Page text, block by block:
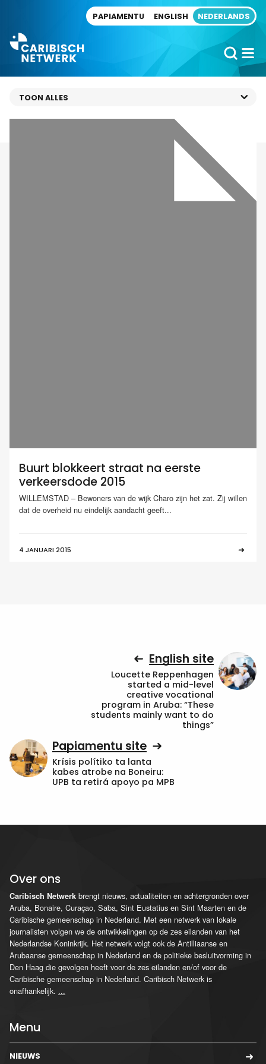
PAPIAMENTU ENGLISH NEDERLANDS
Buurt blokkeert straat na eerste
verkeersdode 2015
WILLEMSTAD – Bewoners van de wijk Charo zijn het zat. Zij willen
dat de overheid nu eindelijk aandacht geeft...
4 JANUARI 2015
English site
Loucette Reppenhagen
started a mid-level
creative vocational
program in Aruba: “These
students mainly want to do
things”
Papiamentu site
Krísis polítiko ta lanta
kabes atrobe na Boneiru:
UPB ta retirá apoyo pa MPB
Over ons
Caribisch Netwerk brengt nieuws, actualiteiten en achtergronden over
Aruba, Bonaire, Curaçao, Saba, Sint Eustatius en Sint Maarten en de
Caribische gemeenschap in Nederland. Met een netwerk van lokale
journalisten volgen we de ontwikkelingen op de zes eilanden van het
Nederlandse Koninkrijk. Het netwerk volgt ook de Antilliaanse en
Arubaanse gemeenschap in Nederland en de politieke besluitvorming in
Den Haag die gevolgen heeft voor de zes eilanden en/of voor de
Caribische gemeenschap in Nederland. Caribisch Netwerk is
onafhankelijk. ...
Menu
NIEUWS